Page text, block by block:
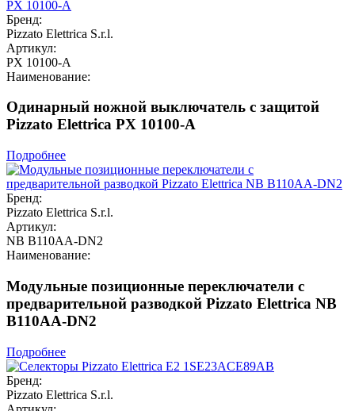
Бренд:
Pizzato Elettrica S.r.l.
Артикул:
PX 10100-A
Наименование:
Одинарный ножной выключатель с защитой
Pizzato Elettrica PX 10100-A
Подробнее
Бренд:
Pizzato Elettrica S.r.l.
Артикул:
NB B110AA-DN2
Наименование:
Модульные позиционные переключатели с
предварительной разводкой Pizzato Elettrica NB
B110AA-DN2
Подробнее
Бренд:
Pizzato Elettrica S.r.l.